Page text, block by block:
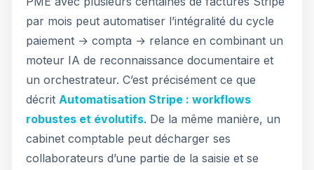
par mois peut automatiser l’intégralité du cycle
paiement → compta → relance en combinant un
moteur IA de reconnaissance documentaire et
un orchestrateur. C’est précisément ce que
décrit Automatisation Stripe : workflows
robustes et évolutifs. De la même manière, un
cabinet comptable peut décharger ses
collaborateurs d’une partie de la saisie et se